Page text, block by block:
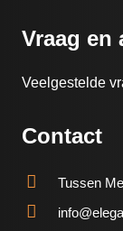
Vraag en
Veelgestelde
Contact
Tussen